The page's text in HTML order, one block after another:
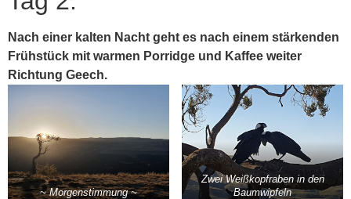
Nach einer kalten Nacht geht es nach einem stärkenden
Frühstück mit warmen Porridge und Kaffee weiter
Richtung Geech.
~ Morgenstimmung ~
Zwei Weißkopfraben in den
Baumwipfeln